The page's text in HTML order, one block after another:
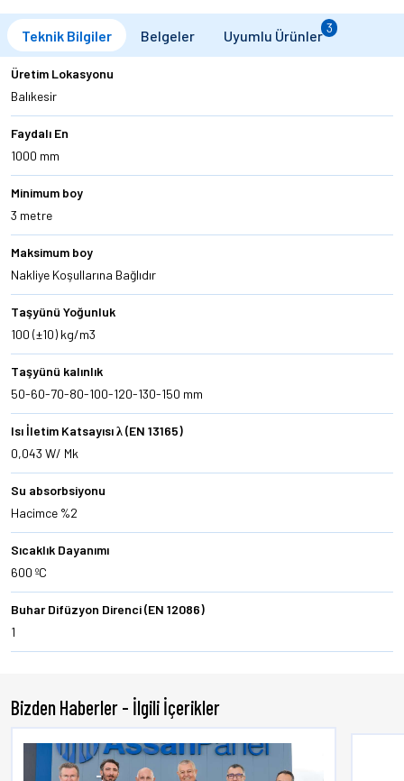
Teknik Bilgiler Belgeler Uyumlu Ürünler 3
Üretim Lokasyonu
Balıkesir
Faydalı En
1000 mm
Minimum boy
3 metre
Maksimum boy
Nakliye Koşullarına Bağlıdır
Taşyünü Yoğunluk
100 (±10) kg/m3
Taşyünü kalınlık
50-60-70-80-100-120-130-150 mm
Isı İletim Katsayısı λ (EN 13165)
0,043 W/ Mk
Su absorbsiyonu
Hacimce %2
Sıcaklık Dayanımı
600 ºC
Buhar Difüzyon Direnci (EN 12086)
1
Bizden Haberler - İlgili İçerikler